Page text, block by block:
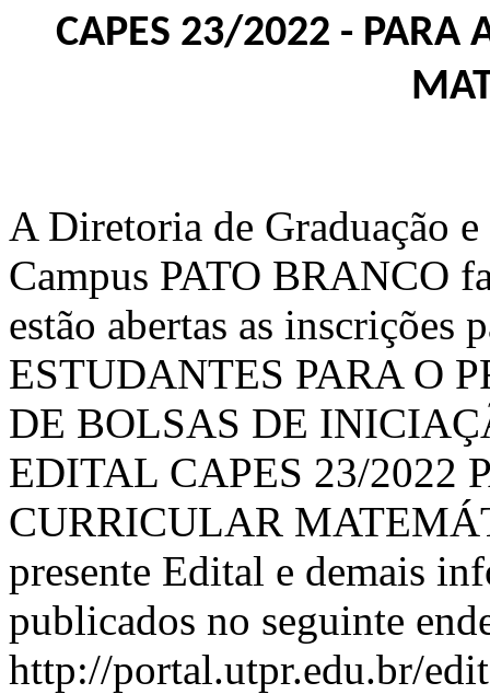
CAPES 23/2022 - PARA
A Diretoria de Graduação
Campus PATO BRANCO
estão abertas as inscrições
ESTUDANTES PARA O
DE BOLSAS DE
EDITAL CAPES 23/2022
CURRICULAR
presente Edital e demais
publicados no seguinte
http://portal.utpr.edu.br/